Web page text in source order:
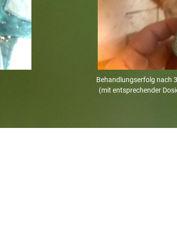
Behandlungserfolg nach
(mit entsprechender